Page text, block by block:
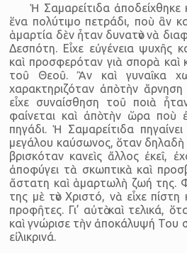
Ἡ Σαμαρείτιδα ἀποδείχθηκε
ἕνα πολύτιμο πετράδι, ποὺ ἂν
ἁμαρτία δὲν ἦταν δυνατὸν νὰ
Δεσπότη. Εἶχε εὐγένεια ψυχῆς
καὶ προσφερόταν γιὰ σπορὰ
τοῦ Θεοῦ. Ἂν καὶ γυναῖκα
χαρακτηριζόταν ἀπὸ τὴν
εἶχε συναίσθηση τοῦ ποιὰ
φαίνεται καὶ ἀπὸ τὴν ὥρα ποὺ
πηγάδι. Ἡ Σαμαρείτιδα
μεγάλου καύσωνος, ὅταν
βρισκόταν κανεὶς ἄλλος ἐκεῖ,
ἀποφύγει τὰ σκωπτικὰ καὶ
ἄστατη καὶ ἁμαρτωλὴ ζωή της.
της μὲ τὸν Χριστό, νὰ εἶχε
προφῆτες. Γι’ αὐτὸ καὶ τελικά,
καὶ γνώρισε τὴν ἀποκάλυψή Του
εἰλικρινά.